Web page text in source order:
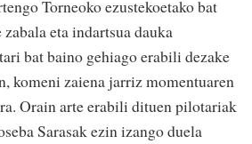
Torneoko ezustekoetako bat
eta indartsua dauka
bat baino gehiago erabili dezake
komeni zaiena jarriz momentuaren
Orain arte erabili dituen pilotariak
Sarasak ezin izango duela